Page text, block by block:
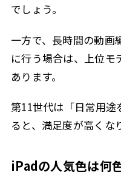
でしょう。
一方で、長時間の動画
に行う場合は、上位
あります。
第11世代は「日常用
ると、満足度が高くな
iPadの人気色は何